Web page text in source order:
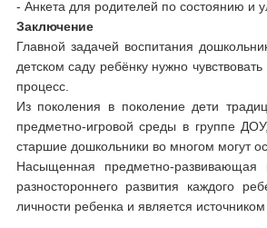
- Анкета для родителей по состоянию
Заключение
Главной задачей воспитания
детском саду ребёнку нужно
процесс.
Из поколения в поколение дети
предметно-игровой среды в группе
старшие дошкольники во многом могут
Насыщенная предметно-развивающая
разностороннего развития каждого
личности ребенка и является